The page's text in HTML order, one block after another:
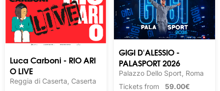
Luca Carboni - RIO ARI
O LIVE
Reggia di Caserta, Caserta
GIGI D'ALESSIO -
PALASPORT 2026
Palazzo Dello Sport, Roma
Tickets from 59.00€